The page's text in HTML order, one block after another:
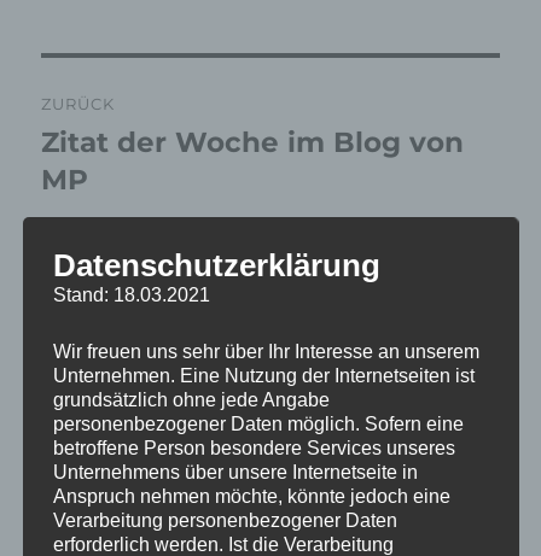
ZURÜCK
Vorheriger
Beitrag:
Zitat der Woche im Blog von
MP
WEITER
Beitrag:
Datenschutzerklärung
Stand: 18.03.2021
Wir freuen uns sehr über Ihr Interesse an unserem
Unternehmen. Eine Nutzung der Internetseiten ist
grundsätzlich ohne jede Angabe
personenbezogener Daten möglich. Sofern eine
betroffene Person besondere Services unseres
Unternehmens über unsere Internetseite in
Anspruch nehmen möchte, könnte jedoch eine
Verarbeitung personenbezogener Daten
erforderlich werden. Ist die Verarbeitung